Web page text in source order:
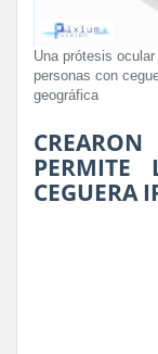
Una prótesis
personas con
geográfica
PERMITE
CEGUERA